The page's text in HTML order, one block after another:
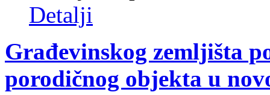
Detalji
Građevinskog zemljišta
porodičnog objekta u